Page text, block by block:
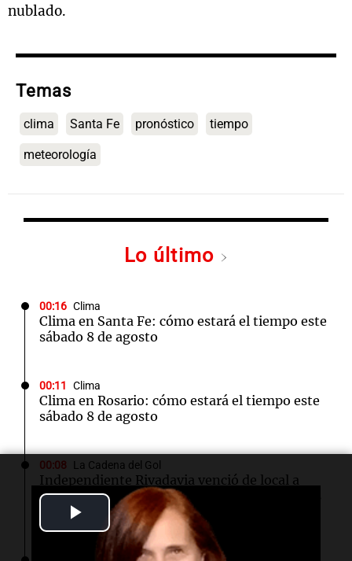
Play
Video
nublado.
Temas
clima Santa Fe pronóstico tiempo
meteorología
Lo último
00:16 Clima
Clima en Santa Fe: cómo estará el tiempo este
sábado 8 de agosto
00:11 Clima
Clima en Rosario: cómo estará el tiempo este
sábado 8 de agosto
00:08 La Cadena del Gol
Independiente Rivadavia venció de local a
Estudiantes de Río Cuarto y escala posiciones
en su zona